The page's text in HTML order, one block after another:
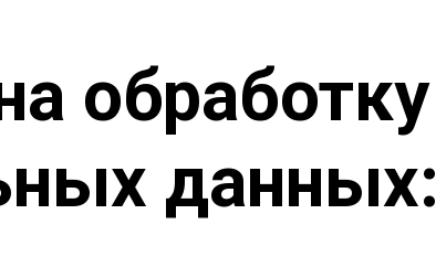
обработку
данных: